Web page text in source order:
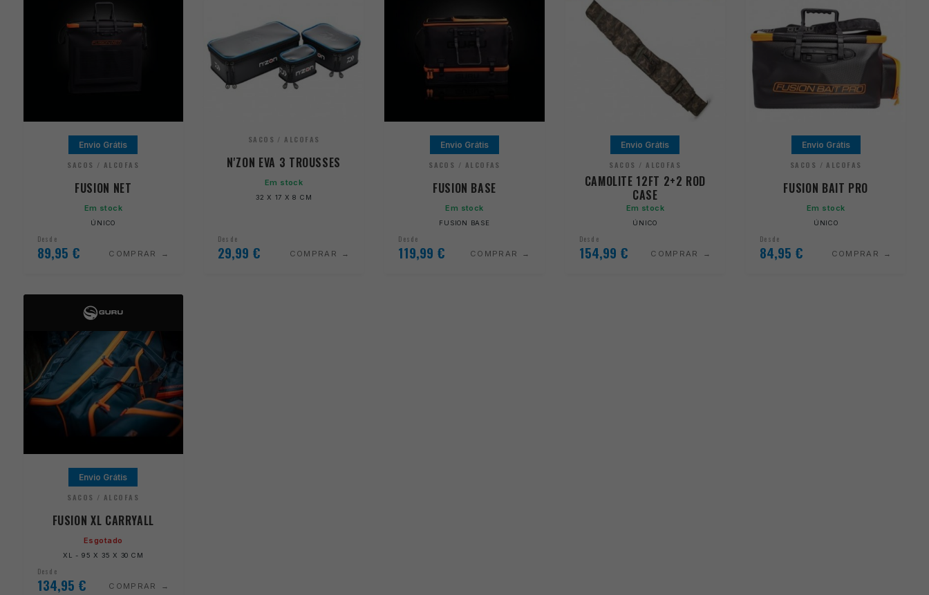
Envio Grátis
SACOS / ALCOFAS
FUSION NET
Em stock
ÚNICO
Desde
89,95 € COMPRAR
SACOS / ALCOFAS
N'ZON EVA 3 TROUSSES
Em stock
32 X 17 X 8 CM
Desde
29,99 € COMPRAR
Envio Grátis
SACOS / ALCOFAS
FUSION BASE
Em stock
FUSION BASE
Desde
119,99 € COMPRAR
Envio Grátis
SACOS / ALCOFAS
CAMOLITE 12FT 2+2 ROD
CASE
Em stock
ÚNICO
Desde
154,99 € COMPRAR
Envio Grátis
SACOS / ALCOFAS
FUSION BAIT PRO
Em stock
ÚNICO
Desde
84,95 € COMPRAR
Envio Grátis
SACOS / ALCOFAS
FUSION XL CARRYALL
Esgotado
XL - 95 X 35 X 30 CM
Desde
134,95 € COMPRAR